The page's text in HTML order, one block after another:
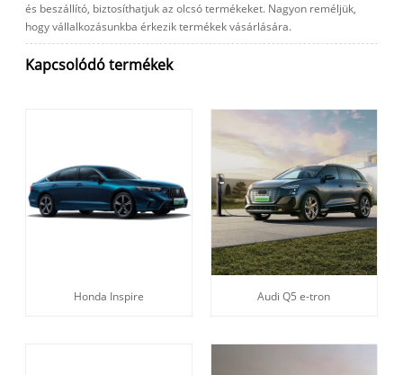
és beszállító, biztosíthatjuk az olcsó termékeket. Nagyon reméljük,
hogy vállalkozásunkba érkezik termékek vásárlására.
Kapcsolódó termékek
Honda Inspire Audi Q5 e-tron